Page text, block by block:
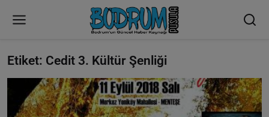
Etiket: Cedit 3. Kültür Şenliği